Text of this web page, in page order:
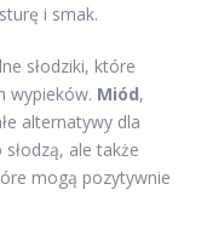
i smak.
słodziki, które
wypieków. Miód,
alternatywy dla
ale także
mogą pozytywnie